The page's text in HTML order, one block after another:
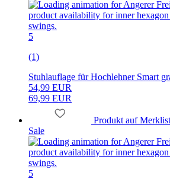
5
(1)
Stuhlauflage für Hochlehner Smart
54,99 EUR
69,99 EUR
Produkt auf
Sale
5